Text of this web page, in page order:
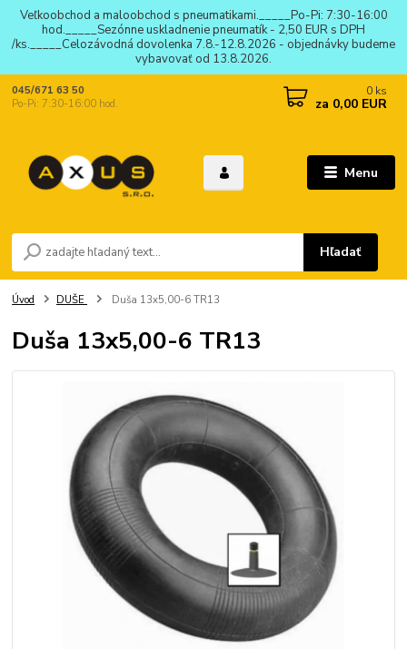
Veľkoobchod a maloobchod s pneumatikami._____Po-Pi: 7:30-16:00
hod._____Sezónne uskladnenie pneumatík - 2,50 EUR s DPH
/ks._____Celozávodná dovolenka 7.8.-12.8.2026 - objednávky budeme
vybavovať od 13.8.2026.
Menu
Hľadať
045/671 63 50
Po-Pi: 7:30-16:00 hod.
0 ks
za 0,00 EUR
Úvod DUŠE Duša 13x5,00-6 TR13
Duša 13x5,00-6 TR13